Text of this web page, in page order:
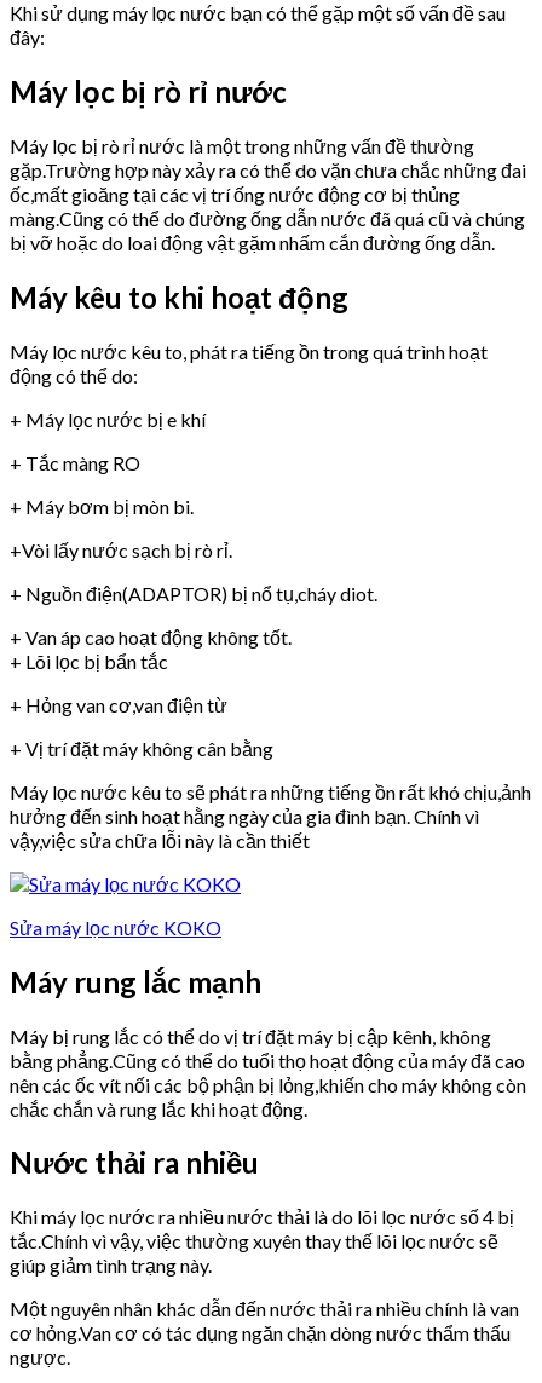
Khi sử dụng máy lọc nước bạn có thể gặp một số vấn đề sau
đây:
Máy lọc bị rò rỉ nước
Máy lọc bị rò rỉ nước là một trong những vấn đề thường
gặp.Trường hợp này xảy ra có thể do vặn chưa chắc những đai
ốc,mất gioăng tại các vị trí ống nước động cơ bị thủng
màng.Cũng có thể do đường ống dẫn nước đã quá cũ và chúng
bị vỡ hoặc do loai động vật gặm nhấm cắn đường ống dẫn.
Máy kêu to khi hoạt động
Máy lọc nước kêu to, phát ra tiếng ồn trong quá trình hoạt
động có thể do:
+ Máy lọc nước bị e khí
+ Tắc màng RO
+ Máy bơm bị mòn bi.
+Vòi lấy nước sạch bị rò rỉ.
+ Nguồn điện(ADAPTOR) bị nổ tụ,cháy diot.
+ Van áp cao hoạt động không tốt.
+ Lõi lọc bị bẩn tắc
+ Hỏng van cơ,van điện từ
+ Vị trí đặt máy không cân bằng
Máy lọc nước kêu to sẽ phát ra những tiếng ồn rất khó chịu,ảnh
hưởng đến sinh hoạt hằng ngày của gia đình bạn. Chính vì
vậy,việc sửa chữa lỗi này là cần thiết
Sửa máy lọc nước KOKO
Máy rung lắc mạnh
Máy bị rung lắc có thể do vị trí đặt máy bị cập kênh, không
bằng phẳng.Cũng có thể do tuổi thọ hoạt động của máy đã cao
nên các ốc vít nối các bộ phận bị lỏng,khiến cho máy không còn
chắc chắn và rung lắc khi hoạt động.
Nước thải ra nhiều
Khi máy lọc nước ra nhiều nước thải là do lõi lọc nước số 4 bị
tắc.Chính vì vậy, việc thường xuyên thay thế lõi lọc nước sẽ
giúp giảm tình trạng này.
Một nguyên nhân khác dẫn đến nước thải ra nhiều chính là van
cơ hỏng.Van cơ có tác dụng ngăn chặn dòng nước thẩm thấu
ngược.